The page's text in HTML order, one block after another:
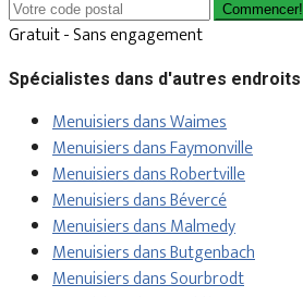
Commencer!
Gratuit - Sans engagement
Spécialistes dans d'autres endroits
Menuisiers dans Waimes
Menuisiers dans Faymonville
Menuisiers dans Robertville
Menuisiers dans Bévercé
Menuisiers dans Malmedy
Menuisiers dans Butgenbach
Menuisiers dans Sourbrodt